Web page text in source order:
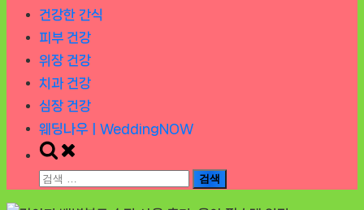
건강한 간식
피부 건강
위장 건강
치과 건강
심장 건강
웨딩나우ㅣWeddingNOW
Toggle
search
검